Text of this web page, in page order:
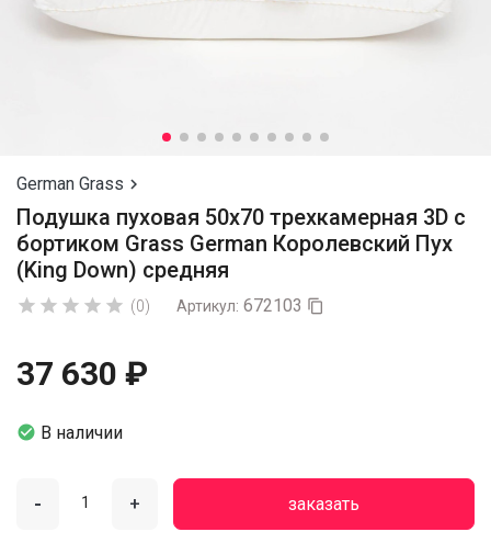
German Grass 
Подушка пуховая 50х70 трехкамерная 3D с
бортиком Grass German Королевский Пух
(King Down) средняя
     (0) Артикул: 672103 
37 630 ₽
 В наличии
- + заказать